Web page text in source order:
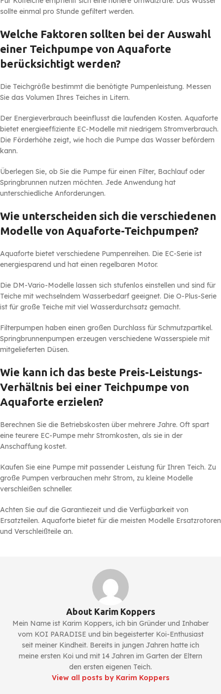
sollte einmal pro Stunde gefiltert werden.
Welche Faktoren sollten bei der Auswahl
einer Teichpumpe von Aquaforte
berücksichtigt werden?
Die Teichgröße bestimmt die benötigte Pumpenleistung. Messen
Sie das Volumen Ihres Teiches in Litern.
Der Energieverbrauch beeinflusst die laufenden Kosten. Aquaforte
bietet energieeffiziente EC-Modelle mit niedrigem Stromverbrauch.
Die Förderhöhe zeigt, wie hoch die Pumpe das Wasser befördern
kann.
Überlegen Sie, ob Sie die Pumpe für einen Filter, Bachlauf oder
Springbrunnen nutzen möchten. Jede Anwendung hat
unterschiedliche Anforderungen.
Wie unterscheiden sich die verschiedenen
Modelle von Aquaforte-Teichpumpen?
Aquaforte bietet verschiedene Pumpenreihen. Die EC-Serie ist
energiesparend und hat einen regelbaren Motor.
Die DM-Vario-Modelle lassen sich stufenlos einstellen und sind für
Teiche mit wechselndem Wasserbedarf geeignet. Die O-Plus-Serie
ist für große Teiche mit viel Wasserdurchsatz gemacht.
Filterpumpen haben einen großen Durchlass für Schmutzpartikel.
Springbrunnenpumpen erzeugen verschiedene Wasserspiele mit
mitgelieferten Düsen.
Wie kann ich das beste Preis-Leistungs-
Verhältnis bei einer Teichpumpe von
Aquaforte erzielen?
Berechnen Sie die Betriebskosten über mehrere Jahre. Oft spart
eine teurere EC-Pumpe mehr Stromkosten, als sie in der
Anschaffung kostet.
Kaufen Sie eine Pumpe mit passender Leistung für Ihren Teich. Zu
große Pumpen verbrauchen mehr Strom, zu kleine Modelle
verschleißen schneller.
Achten Sie auf die Garantiezeit und die Verfügbarkeit von
Ersatzteilen. Aquaforte bietet für die meisten Modelle Ersatzrotoren
und Verschleißteile an.
About Karim Koppers
Mein Name ist Karim Koppers, ich bin Gründer und Inhaber
vom KOI PARADISE und bin begeisterter Koi-Enthusiast
seit meiner Kindheit. Bereits in jungen Jahren hatte ich
meine ersten Koi und mit 14 Jahren im Garten der Eltern
den ersten eigenen Teich.
View all posts by Karim Koppers